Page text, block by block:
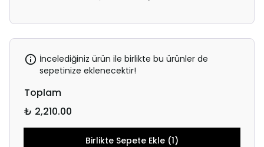
İncelediğiniz ürün ile birlikte bu ürünler de
sepetinize eklenecektir!
Toplam
₺ 2,210.00
Birlikte Sepete Ekle (1)